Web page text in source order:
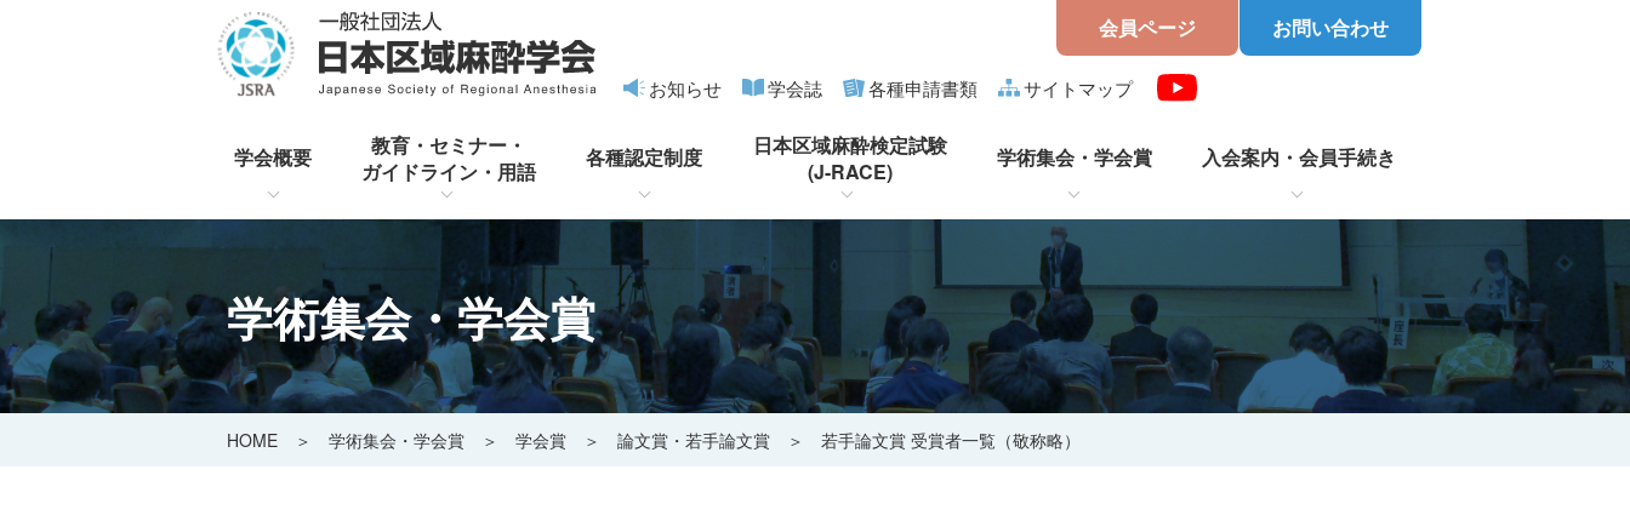
会員ページ お問い合わせ
お知らせ 学会誌 各種申請書類 サイトマップ
学会概要
教育・セミナー・
ガイドライン・用語
各種認定制度
日本区域麻酔検定試験
(J-RACE)
学術集会・学会賞 入会案内・会員手続き
学術集会・学会賞
HOME ＞ 学術集会・学会賞 ＞ 学会賞 ＞ 論文賞・若手論文賞 ＞ 若手論文賞 受賞者一覧（敬称略）